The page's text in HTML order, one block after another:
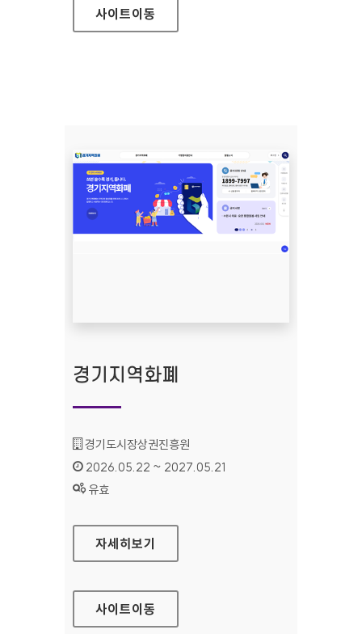
사이트이동
경기지역화폐
기관명 :
경기도시장상권진흥원
인증기간 :
2026.05.22 ~ 2027.05.21
상태 :
유효
경기지역화폐
자세히보기
사이트이동